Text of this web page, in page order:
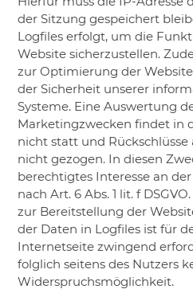
der Sitzung gespeichert
Logfiles erfolgt, um die
Website sicherzustellen.
zur Optimierung der
der Sicherheit unserer
Systeme. Eine Auswertung
Marketingzwecken findet in
nicht statt und
nicht gezogen. In diesen
berechtigtes Interesse an
nach Art. 6 Abs. 1 lit. f
zur Bereitstellung der
der Daten in Logfiles ist für
Internetseite zwingend
folglich seitens des Nutzers
Widerspruchsmöglichkeit.